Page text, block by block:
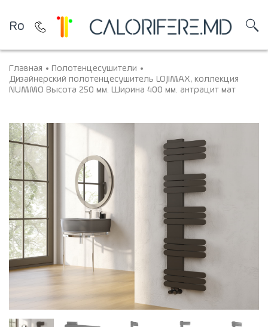
Ro
Главная
Полотенцесушители
Дизайнерский полотенцесушитель LOJIMAX, коллекция
NUMMO Высота 250 мм. Ширина 400 мм. антрацит мат